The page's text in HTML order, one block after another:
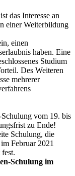
das Interesse an
einer Weiterbildung
einen
haben. Eine
Studium
Des Weiteren
mehrerer
vom 19. bis
zu Ende!
Schulung, die
Februar 2021
Schulung im